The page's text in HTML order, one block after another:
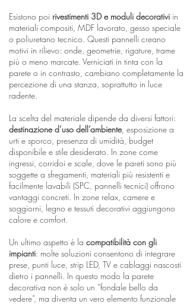
Esistono poi rivestimenti 3D e moduli decorativi in
materiali compositi, MDF lavorato, gesso speciale
o poliuretano tecnico. Questi pannelli creano
motivi in rilievo: onde, geometrie, rigature, trame
più o meno marcate. Verniciati in tinta con la
parete o in contrasto, cambiano completamente la
percezione di una stanza, soprattutto in luce
radente.
La scelta del materiale dipende da diversi fattori:
destinazione d’uso dell’ambiente, esposizione a
urti e sporco, presenza di umidità, budget
disponibile e stile desiderato. In zone come
ingressi, corridoi e scale, dove le pareti sono più
soggette a sfregamenti, materiali più resistenti e
facilmente lavabili (SPC, pannelli tecnici) offrono
vantaggi concreti. In zone relax, camere e
soggiorni, legno e tessuti decorativi aggiungono
calore e comfort.
Un ultimo aspetto è la compatibilità con gli
impianti: molte soluzioni consentono di integrare
prese, punti luce, strip LED, TV e cablaggi nascosti
dietro i pannelli. In questo modo la parete
decorativa non è solo un “fondale bello da
vedere”, ma diventa un vero elemento funzionale